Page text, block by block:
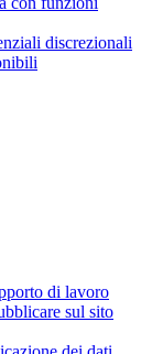
discrezionali
di lavoro
sul sito